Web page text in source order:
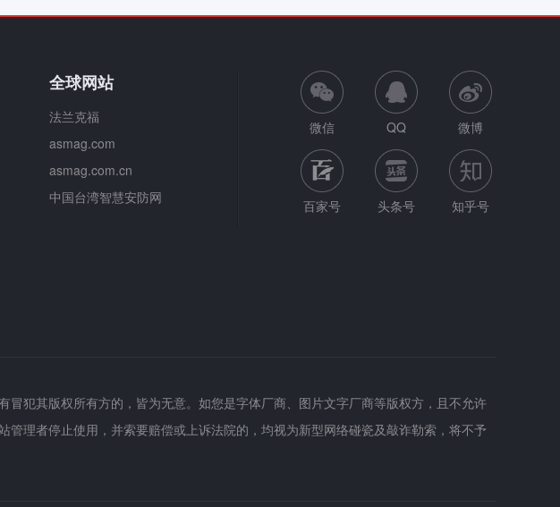
全球网站
法兰克福
asmag.com
asmag.com.cn
中国台湾智慧安防网
微信 QQ 微博
百家号 头条号 知乎号
犯其版权所有方的，皆为无意。如您是字体厂商、图片文字厂商等版权方，且不允许
理者停止使用，并索要赔偿或上诉法院的，均视为新型网络碰瓷及敲诈勒索，将不予